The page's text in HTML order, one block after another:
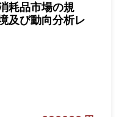
耗品市場の規
及び動向分析レ